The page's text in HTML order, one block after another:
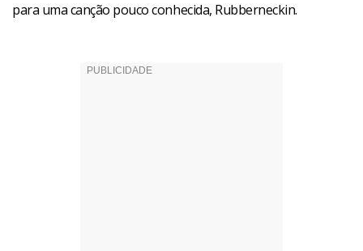
para uma canção pouco conhecida, Rubberneckin.